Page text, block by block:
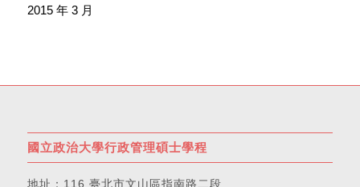
2015 年 3 月
國立政治大學行政管理碩士學程
地址： 116 臺北市文山區指南路二段